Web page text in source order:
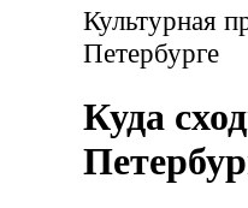
Культурная
Петербурге
Куда